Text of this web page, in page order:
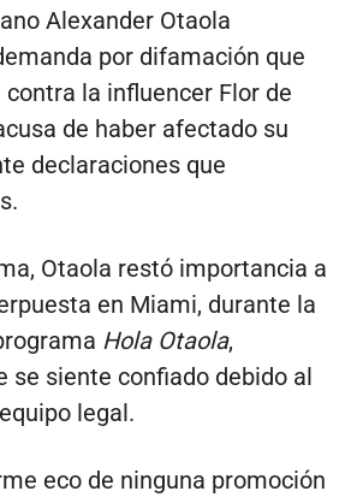
Alexander Otaola
por difamación que
la influencer Flor de
de haber afectado su
declaraciones que
Otaola restó importancia a
en Miami, durante la
Hola Otaola,
se siente confiado debido al
legal.
eco de ninguna promoción